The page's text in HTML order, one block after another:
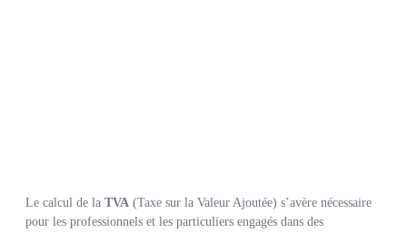
Le calcul de la TVA (Taxe sur la Valeur Ajoutée) s’avère nécessaire
pour les professionnels et les particuliers engagés dans des